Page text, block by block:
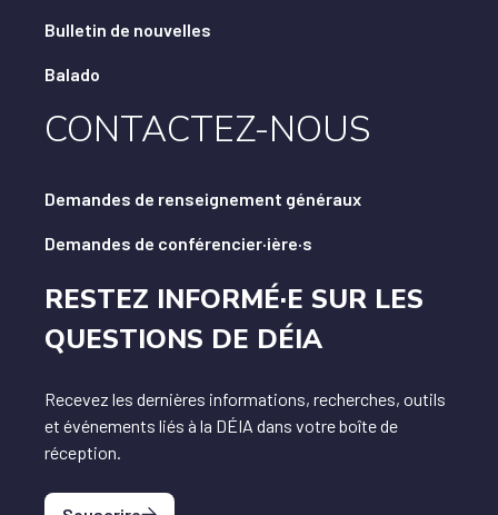
Bulletin de nouvelles
Balado
CONTACTEZ-NOUS
Demandes de renseignement généraux
Demandes de conférencier·ière·s
RESTEZ INFORMÉ·E SUR LES
QUESTIONS DE DÉIA
Recevez les dernières informations, recherches, outils
et événements liés à la DÉIA dans votre boîte de
réception.